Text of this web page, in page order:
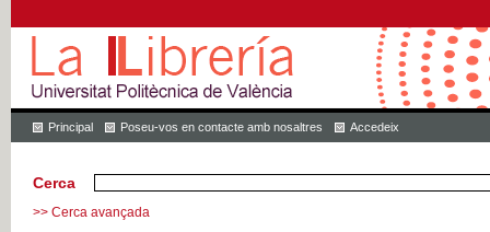
Principal Poseu-vos en contacte amb nosaltres Accedeix
Cerca
>> Cerca avançada